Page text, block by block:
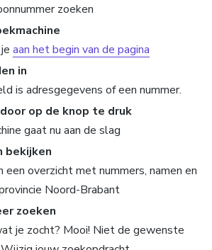
zoeken
aan het begin van de pagina
in
is adresgegevens of een nummer.
op de knop te druk
gaat nu aan de slag
bekijken
een overzicht met nummers, namen en
Noord-Brabant
zoeken
je zocht? Mooi! Niet de gewenste